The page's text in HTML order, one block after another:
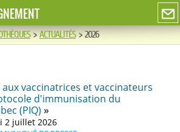
>ACTUALITÉS>2026
aux vaccinatrices et vaccinateurs
d'immunisation du
(PIQ)
2 juillet 2026